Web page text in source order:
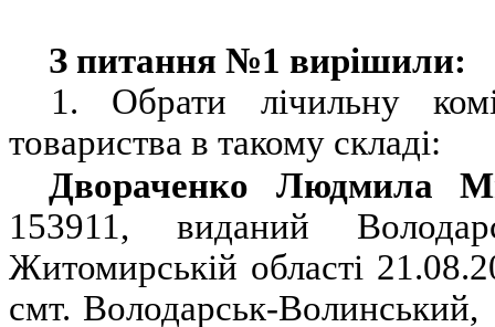
З питання №1 вирішили:
1. Обрати лічильну
товариства в такому складі:
Двораченко Людмила
153911, виданий
Житомирській області
смт. Володарськ-Волинський,